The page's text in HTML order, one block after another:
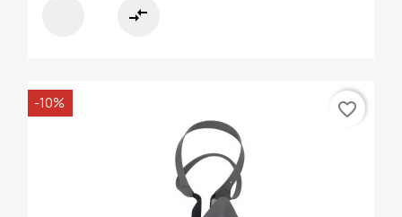
compare_arrows
-10% favorite_border